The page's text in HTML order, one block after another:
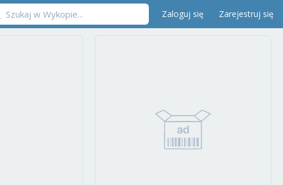
Zaloguj się Zarejestruj się